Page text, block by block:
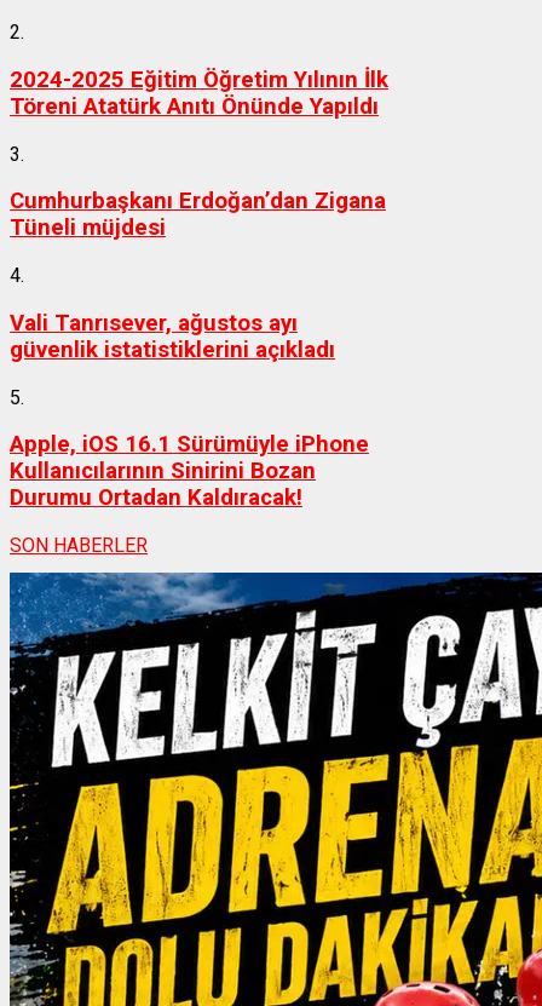
2.
2024-2025 Eğitim Öğretim Yılının İlk
Töreni Atatürk Anıtı Önünde Yapıldı
3.
Cumhurbaşkanı Erdoğan’dan Zigana
Tüneli müjdesi
4.
Vali Tanrısever, ağustos ayı
güvenlik istatistiklerini açıkladı
5.
Apple, iOS 16.1 Sürümüyle iPhone
Kullanıcılarının Sinirini Bozan
Durumu Ortadan Kaldıracak!
SON HABERLER